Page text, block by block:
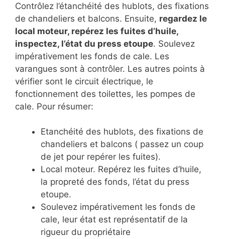
Contrôlez l’étanchéité des hublots, des fixations
de chandeliers et balcons. Ensuite, regardez le
local moteur, repérez les fuites d’huile,
inspectez, l’état du press etoupe. Soulevez
impérativement les fonds de cale. Les
varangues sont à contrôler. Les autres points à
vérifier sont le circuit électrique, le
fonctionnement des toilettes, les pompes de
cale. Pour résumer:
Etanchéité des hublots, des fixations de
chandeliers et balcons ( passez un coup
de jet pour repérer les fuites).
Local moteur. Repérez les fuites d’huile,
la propreté des fonds, l’état du press
etoupe.
Soulevez impérativement les fonds de
cale, leur état est représentatif de la
rigueur du propriétaire